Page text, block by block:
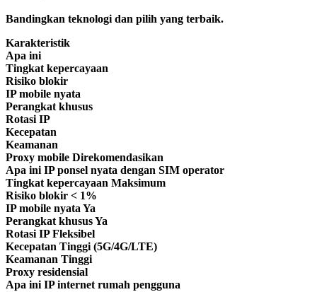
Bandingkan teknologi dan pilih yang terbaik.
Karakteristik
Apa ini
Tingkat kepercayaan
Risiko blokir
IP mobile nyata
Perangkat khusus
Rotasi IP
Kecepatan
Keamanan
Proxy mobile Direkomendasikan
Apa iniIP ponsel nyata dengan SIM operator
Tingkat kepercayaan Maksimum
Risiko blokir < 1%
IP mobile nyataYa
Perangkat khususYa
Rotasi IPFleksibel
Kecepatan Tinggi (5G/4G/LTE)
Keamanan Tinggi
Proxy residensial
Apa iniIP internet rumah pengguna